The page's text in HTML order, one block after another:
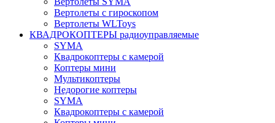
Вертолеты с гироскопом
Вертолеты WLToys
КВАДРОКОПТЕРЫ радиоуправляемые
SYMA
Квадрокоптеры с камерой
Коптеры мини
Мультикоптеры
Недорогие коптеры
SYMA
Квадрокоптеры с камерой